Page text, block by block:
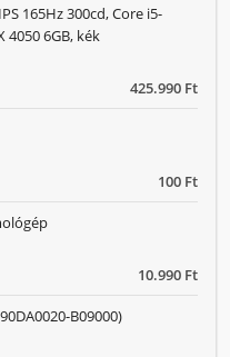
425.990 Ft
165Hz 300cd, Core i5-
4050 6GB, kék
100 Ft
10.990 Ft
B09000)